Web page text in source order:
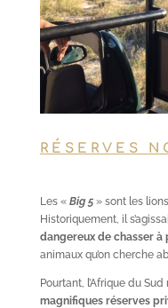
RÉSERVES
Les « Big 5» sont les
Historiquement, il
dangereux de chasser à
animaux qu’on cherche
Pourtant, l’Afrique du
magnifiques réserves